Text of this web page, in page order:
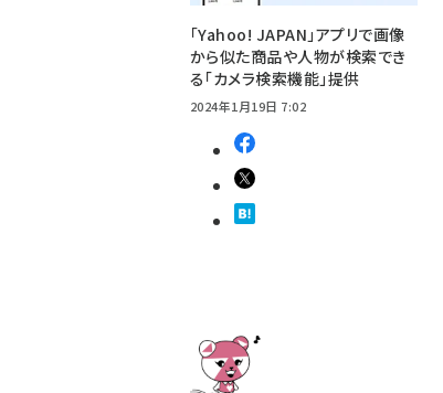
「Yahoo! JAPAN」アプリで画像
から似た商品や人物が検索でき
る「カメラ検索機能」提供
2024年1月19日 7:02